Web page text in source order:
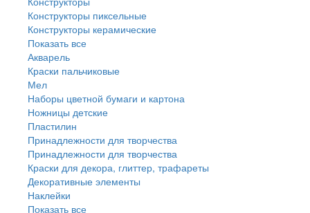
Конструкторы пиксельные
Конструкторы керамические
Показать все
Акварель
Краски пальчиковые
Мел
Наборы цветной бумаги и картона
Ножницы детские
Пластилин
Принадлежности для творчества
Принадлежности для творчества
Краски для декора, глиттер, трафареты
Декоративные элементы
Наклейки
Показать все